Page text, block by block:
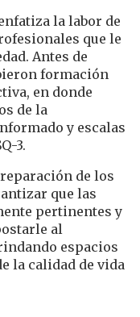
la labor de
que le
Antes de
formación
en donde
de la
y escalas
3.
de los
que las
pertinentes y
al
espacios
la calidad de vida